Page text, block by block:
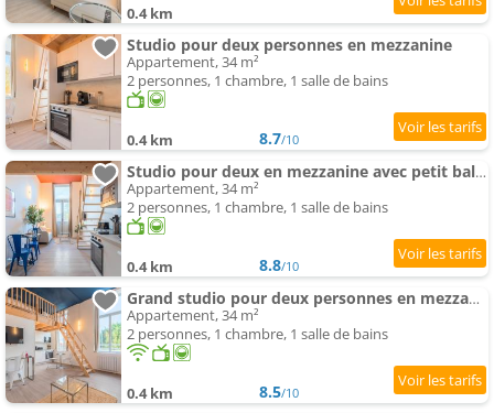
0.4 km
Studio pour deux personnes en mezzanine
Appartement, 34 m²
2 personnes, 1 chambre, 1 salle de bains
0.4 km 8.7/10
Studio pour deux en mezzanine avec petit balcon
Appartement, 34 m²
2 personnes, 1 chambre, 1 salle de bains
0.4 km 8.8/10
Grand studio pour deux personnes en mezzanine
Appartement, 34 m²
2 personnes, 1 chambre, 1 salle de bains
0.4 km 8.5/10